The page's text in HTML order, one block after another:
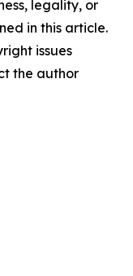
legality, or
in this article.
issues
the author